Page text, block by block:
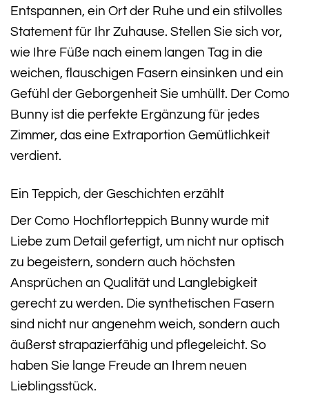
Entspannen, ein Ort der Ruhe und ein stilvolles
Statement für Ihr Zuhause. Stellen Sie sich vor,
wie Ihre Füße nach einem langen Tag in die
weichen, flauschigen Fasern einsinken und ein
Gefühl der Geborgenheit Sie umhüllt. Der Como
Bunny ist die perfekte Ergänzung für jedes
Zimmer, das eine Extraportion Gemütlichkeit
verdient.
Ein Teppich, der Geschichten erzählt
Der Como Hochflorteppich Bunny wurde mit
Liebe zum Detail gefertigt, um nicht nur optisch
zu begeistern, sondern auch höchsten
Ansprüchen an Qualität und Langlebigkeit
gerecht zu werden. Die synthetischen Fasern
sind nicht nur angenehm weich, sondern auch
äußerst strapazierfähig und pflegeleicht. So
haben Sie lange Freude an Ihrem neuen
Lieblingsstück.